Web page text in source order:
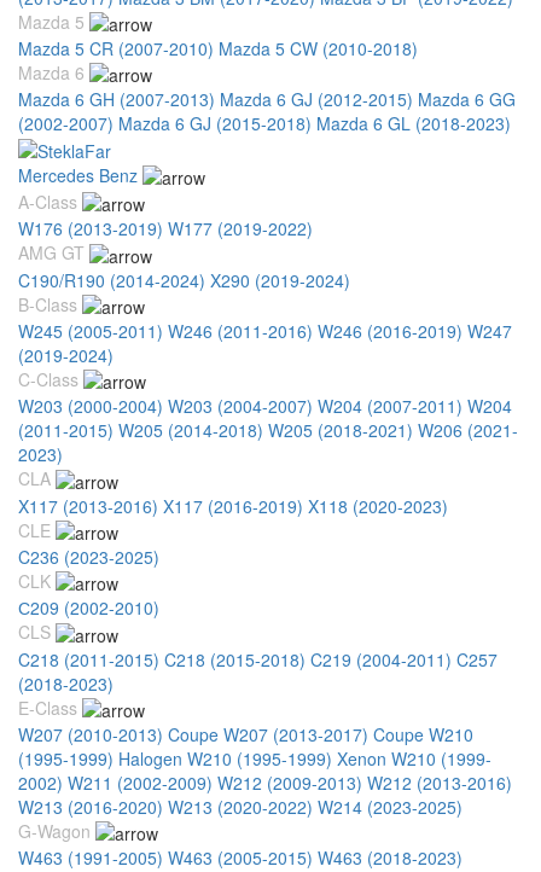
Mazda 5
Mazda 5 CR (2007-2010) Mazda 5 CW (2010-2018)
Mazda 6
Mazda 6 GH (2007-2013) Mazda 6 GJ (2012-2015) Mazda 6 GG
(2002-2007) Mazda 6 GJ (2015-2018) Mazda 6 GL (2018-2023)
Mercedes Benz
A-Class
W176 (2013-2019) W177 (2019-2022)
AMG GT
C190/R190 (2014-2024) X290 (2019-2024)
B-Class
W245 (2005-2011) W246 (2011-2016) W246 (2016-2019) W247
(2019-2024)
C-Class
W203 (2000-2004) W203 (2004-2007) W204 (2007-2011) W204
(2011-2015) W205 (2014-2018) W205 (2018-2021) W206 (2021-
2023)
CLA
X117 (2013-2016) X117 (2016-2019) X118 (2020-2023)
CLE
C236 (2023-2025)
CLK
С209 (2002-2010)
CLS
C218 (2011-2015) C218 (2015-2018) C219 (2004-2011) C257
(2018-2023)
E-Class
W207 (2010-2013) Coupe W207 (2013-2017) Coupe W210
(1995-1999) Halogen W210 (1995-1999) Xenon W210 (1999-
2002) W211 (2002-2009) W212 (2009-2013) W212 (2013-2016)
W213 (2016-2020) W213 (2020-2022) W214 (2023-2025)
G-Wagon
W463 (1991-2005) W463 (2005-2015) W463 (2018-2023)